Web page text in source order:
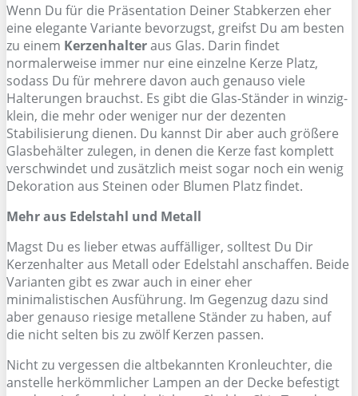
Wenn Du für die Präsentation Deiner Stabkerzen eher
eine elegante Variante bevorzugst, greifst Du am besten
zu einem Kerzenhalteraus Glas. Darin findet
normalerweise immer nur eine einzelne Kerze Platz,
sodass Du für mehrere davon auch genauso viele
Halterungen brauchst. Es gibt die Glas-Ständer in winzig-
klein, die mehr oder weniger nur der dezenten
Stabilisierung dienen. Du kannst Dir aber auch größere
Glasbehälter zulegen, in denen die Kerze fast komplett
verschwindet und zusätzlich meist sogar noch ein wenig
Dekoration aus Steinen oder Blumen Platz findet.
Mehr aus Edelstahl und Metall
Magst Du es lieber etwas auffälliger, solltest Du Dir
Kerzenhalter aus Metall oder Edelstahl anschaffen. Beide
Varianten gibt es zwar auch in einer eher
minimalistischen Ausführung. Im Gegenzug dazu sind
aber genauso riesige metallene Ständer zu haben, auf
die nicht selten bis zu zwölf Kerzen passen.
Nicht zu vergessen die altbekannten Kronleuchter, die
anstelle herkömmlicher Lampen an der Decke befestigt